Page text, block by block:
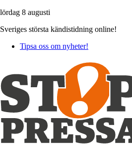
lördag 8 augusti
Sveriges största kändistidning online!
Tipsa oss om nyheter!